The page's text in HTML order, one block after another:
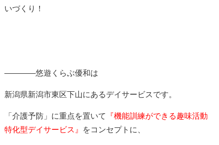
いづくり！
————悠遊くらぶ優和は
新潟県新潟市東区下山にあるデイサービスです。
「介護予防」に重点を置いて
『機能訓練ができる趣味活動
特化型デイサービス』
をコンセプトに、